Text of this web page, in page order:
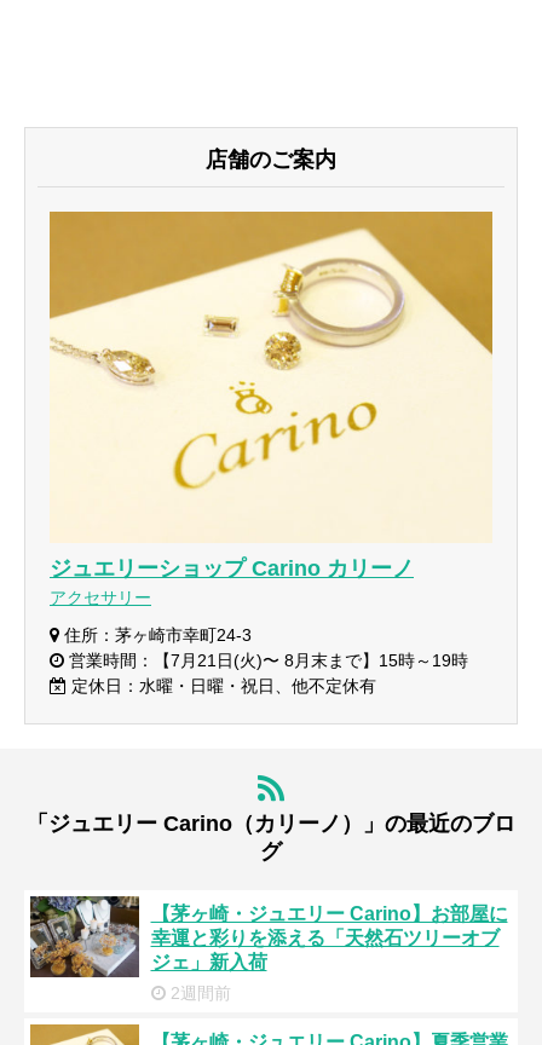
店舗のご案内
ジュエリーショップ Carino カリーノ
アクセサリー
住所：茅ヶ崎市幸町24-3
営業時間：【7月21日(火)〜 8月末まで】15時～19時
定休日：水曜・日曜・祝日、他不定休有
「ジュエリー Carino（カリーノ）」の最近のブロ
グ
【茅ヶ崎・ジュエリー Carino】お部屋に
幸運と彩りを添える「天然石ツリーオブ
ジェ」新入荷
2週間前